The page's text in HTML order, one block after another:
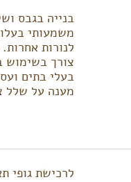
בנייה בגבס
לנורות
צורך בשימוש
בעלי בתים
מענה על שלל
לרכישת גופי